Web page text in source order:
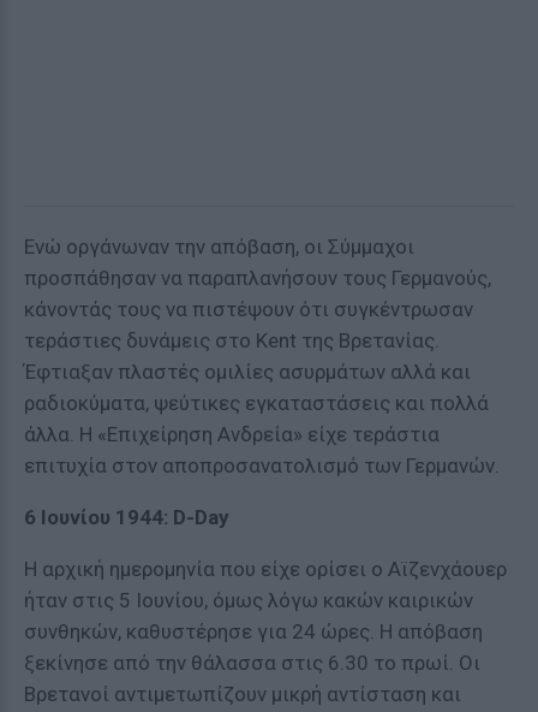
Ενώ οργάνωναν την απόβαση, οι Σύμμαχοι
προσπάθησαν να παραπλανήσουν τους Γερμανούς,
κάνοντάς τους να πιστέψουν ότι συγκέντρωσαν
τεράστιες δυνάμεις στο Kent της Βρετανίας.
Έφτιαξαν πλαστές ομιλίες ασυρμάτων αλλά και
ραδιοκύματα, ψεύτικες εγκαταστάσεις και πολλά
άλλα. Η «Επιχείρηση Ανδρεία» είχε τεράστια
επιτυχία στον αποπροσανατολισμό των Γερμανών.
6 Ιουνίου 1944: D-Day
Η αρχική ημερομηνία που είχε ορίσει ο Αϊζενχάουερ
ήταν στις 5 Ιουνίου, όμως λόγω κακών καιρικών
συνθηκών, καθυστέρησε για 24 ώρες. Η απόβαση
ξεκίνησε από την θάλασσα στις 6.30 το πρωί. Οι
Βρετανοί αντιμετωπίζουν μικρή αντίσταση και